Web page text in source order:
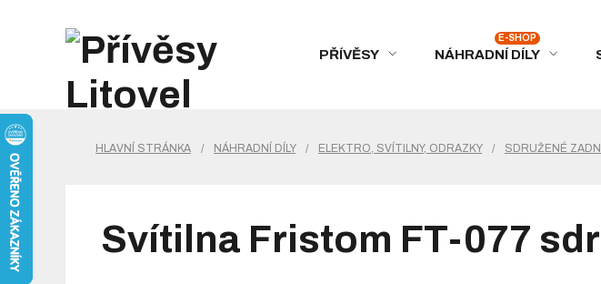
PŘÍVĚSY NÁHRADNÍ DÍLY
HLAVNÍ STRÁNKA / NÁHRADNÍ DÍLY / ELEKTRO, SVÍTILNY, ODRAZKY / SDRUŽENÉ
Svítilna Fristom FT-077